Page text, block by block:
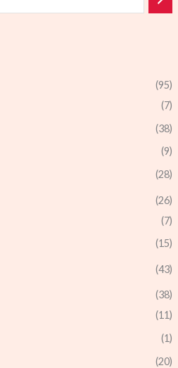
(95)
(7)
(38)
(9)
(28)
(26)
(7)
(15)
(43)
(38)
(11)
(1)
(20)